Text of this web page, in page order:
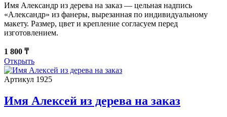
Имя Александр из дерева на заказ — цельная надпись
«Александр» из фанеры, вырезанная по индивидуальному
макету. Размер, цвет и крепление согласуем перед
изготовлением.
1 800 ₸
Открыть
Артикул 1925
Имя Алексей из дерева на заказ